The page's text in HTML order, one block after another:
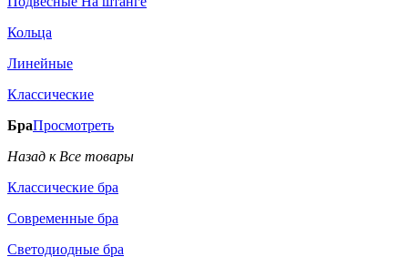
Кольца
Линейные
Классические
БраПросмотреть
Назад к Все товары
Классические бра
Современные бра
Светодиодные бра